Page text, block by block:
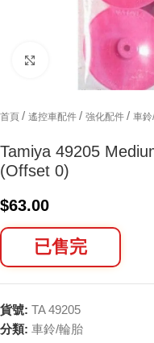
Click to enlarge
首頁 / 遙控車配件 / 強化配件 / 車
Tamiya 49205
(Offset 0)
$63.00
已售完
貨號: TA 49205
分類: 車鈴/輪胎